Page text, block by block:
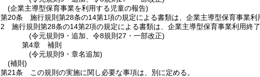
(企業主導型保育事業を利用する児童の報告)
第20条
施行規則第28条の14第1項の規定による書類は、企業主導型保育事業利
2
施行規則第28条の14第2項の規定による書類は、企業主導型保育事業利用終
(令元規則9・追加、令8規則27・一部改正)
第4章
補則
(令元規則9・章名追加)
(補則)
第21条
この規則の実施に関し必要な事項は、別に定める。